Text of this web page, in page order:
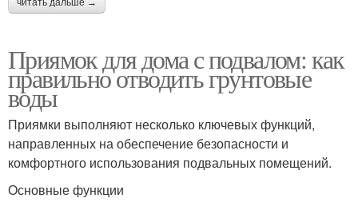
читать дальше →
Приямок для дома с подвалом: как
правильно отводить грунтовые
воды
Приямки выполняют несколько ключевых функций,
направленных на обеспечение безопасности и
комфортного использования подвальных помещений.
Основные функции